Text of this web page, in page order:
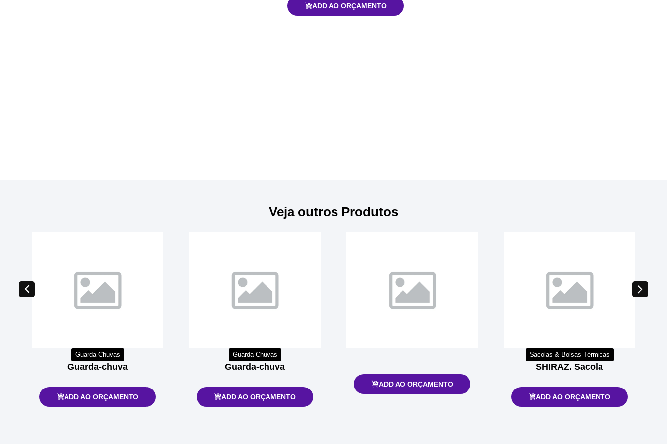
ADD AO ORÇAMENTO
Veja outros Produtos
Guarda-Chuvas
Guarda-chuva
ADD AO ORÇAMENTO
Guarda-Chuvas
Guarda-chuva
ADD AO ORÇAMENTO
ADD AO ORÇAMENTO
Sacolas & Bolsas Térmicas
SHIRAZ. Sacola
ADD AO ORÇAMENTO